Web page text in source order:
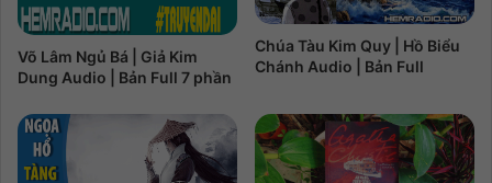
Võ Lâm Ngủ Bá | Giả Kim
Dung Audio | Bản Full 7 phần
Chúa Tàu Kim Quy | Hồ Biểu
Chánh Audio | Bản Full